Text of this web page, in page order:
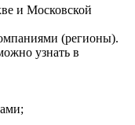
и Московской
(регионы).
узнать в